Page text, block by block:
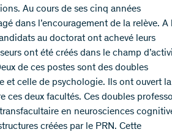
Au cours de ses cinq années
dans l’encouragement de la relève. A
au doctorat ont achevé leurs
ont été créés dans le champ
de ces postes sont des doubles
et celle de psychologie. Ils ont ouvert la
deux facultés. Ces doubles
en neurosciences
créées par le PRN. Cette